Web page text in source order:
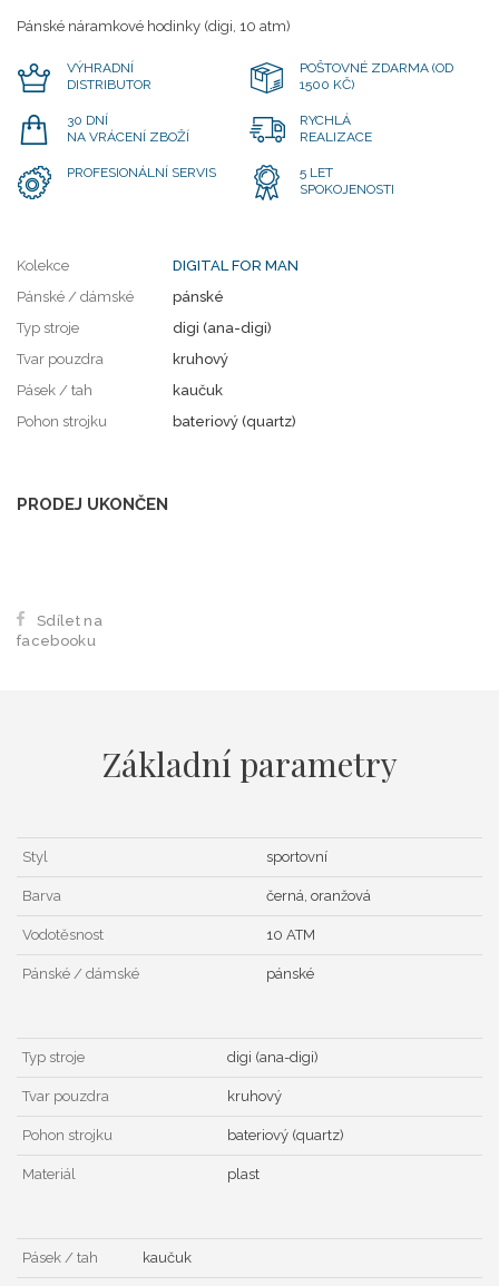
Pánské náramkové hodinky (digi, 10 atm)
VÝHRADNÍ
DISTRIBUTOR
POŠTOVNÉ ZDARMA (OD
1500 KČ)
30 DNÍ
NA VRÁCENÍ ZBOŽÍ
RYCHLÁ
REALIZACE
PROFESIONÁLNÍ SERVIS
5 LET
SPOKOJENOSTI
Kolekce
DIGITAL FOR MAN
Pánské / dámské
pánské
Typ stroje
digi (ana-digi)
Tvar pouzdra
kruhový
Pásek / tah
kaučuk
Pohon strojku
bateriový (quartz)
PRODEJ UKONČEN
Sdílet na
facebooku
Základní parametry
Styl sportovní
Barva černá, oranžová
Vodotěsnost 10 ATM
Pánské / dámské pánské
Typ stroje digi (ana-digi)
Tvar pouzdra kruhový
Pohon strojku bateriový (quartz)
Materiál plast
Pásek / tah kaučuk